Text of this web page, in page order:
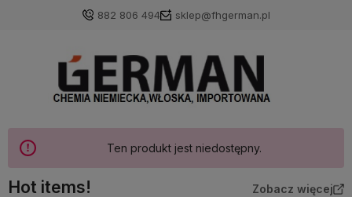
882 806 494 sklep@fhgerman.pl
Ten produkt jest niedostępny.
Hot items! Zobacz więcej